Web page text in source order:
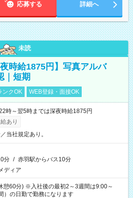
応募する 詳細へ
未読
時給1875円】写真アルバ
｜短期
ンクOK WEB登録・面接OK
時～翌5時までは深夜時給1875円
あり
当社規定あり。
分 / 赤羽駅からバス10分
ディア
憩60分) ※入社後の最初2～3週間は9:00～
）の日勤で勤務になります